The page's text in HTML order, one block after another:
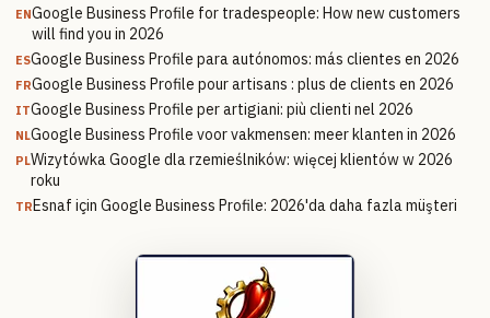
ENGoogle Business Profile for tradespeople: How new customers
will find you in 2026
ESGoogle Business Profile para autónomos: más clientes en 2026
FRGoogle Business Profile pour artisans : plus de clients en 2026
ITGoogle Business Profile per artigiani: più clienti nel 2026
NLGoogle Business Profile voor vakmensen: meer klanten in 2026
PLWizytówka Google dla rzemieślników: więcej klientów w 2026
roku
TR Esnaf için Google Business Profile: 2026'da daha fazla müşteri